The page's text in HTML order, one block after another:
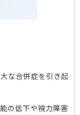
な合併症を引き起
の低下や視力障害